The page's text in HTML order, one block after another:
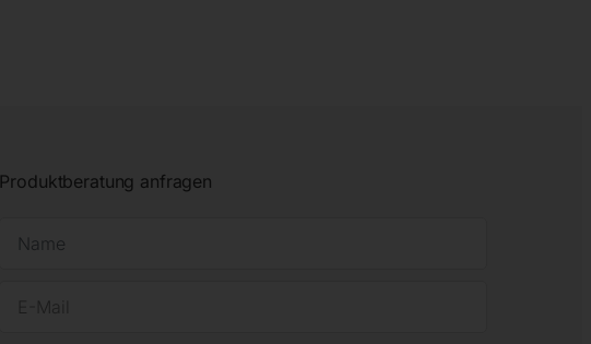
Produktberatung anfragen